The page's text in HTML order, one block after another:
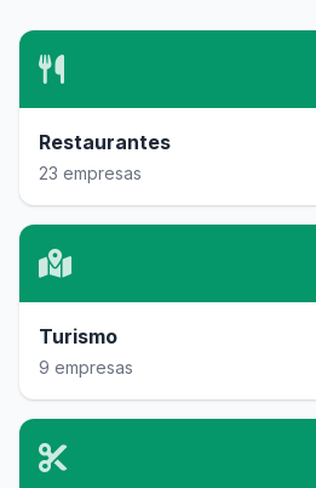
Restaurantes
23 empresas
Turismo
9 empresas